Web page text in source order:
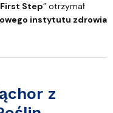
First Step” otrzymał
instytutu zdrowia
z